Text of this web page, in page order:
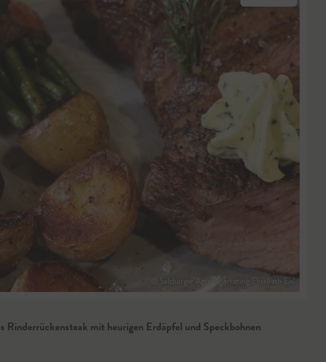
© Salzburger Agrar Marketing/Elisabeth Eisl
Rinderrückensteak mit heurigen Erdäpfel und Speckbohnen